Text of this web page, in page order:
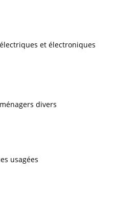
et électroniques
divers
usagées